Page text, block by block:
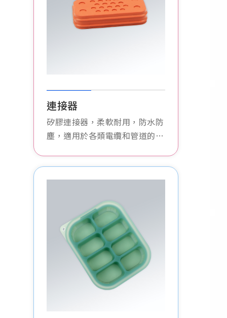
連接器
矽膠連接器，柔軟耐用，防水防
塵，適用於各類電纜和管道的連